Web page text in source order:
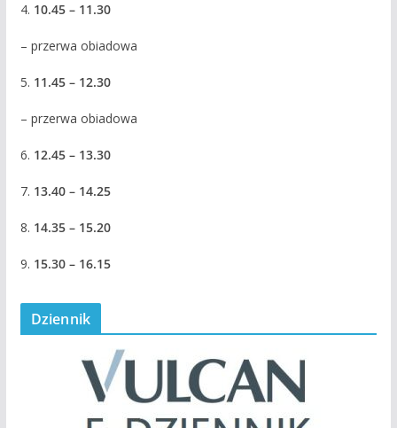
4. 10.45 – 11.30
– przerwa obiadowa
5. 11.45 – 12.30
– przerwa obiadowa
6. 12.45 – 13.30
7. 13.40 – 14.25
8. 14.35 – 15.20
9. 15.30 – 16.15
Dziennik